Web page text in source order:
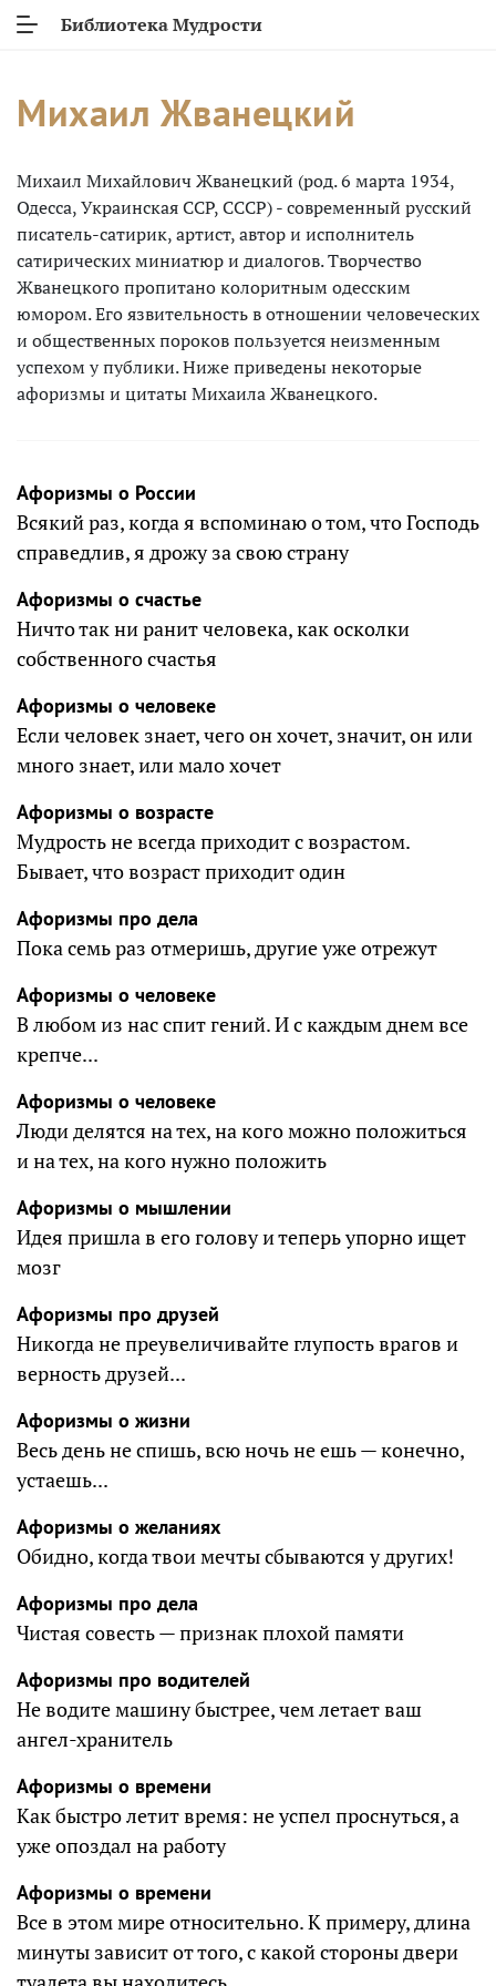
Библиотека Мудрости
Михаил Жванецкий
Михаил Михайлович Жванецкий (род. 6 марта 1934,
Одесса, Украинская ССР, СССР) - современный русский
писатель-сатирик, артист, автор и исполнитель
сатирических миниатюр и диалогов. Творчество
Жванецкого пропитано колоритным одесским
юмором. Его язвительность в отношении человеческих
и общественных пороков пользуется неизменным
успехом у публики. Ниже приведены некоторые
афоризмы и цитаты Михаила Жванецкого.
Афоризмы о России
Всякий раз, когда я вспоминаю о том, что Господь
справедлив, я дрожу за свою страну
Афоризмы о счастье
Ничто так ни ранит человека, как осколки
собственного счастья
Афоризмы о человеке
Если человек знает, чего он хочет, значит, он или
много знает, или мало хочет
Афоризмы о возрасте
Мудрость не всегда приходит с возрастом.
Бывает, что возраст приходит один
Афоризмы про дела
Пока семь раз отмеришь, другие уже отрежут
Афоризмы о человеке
В любом из нас спит гений. И с каждым днем все
кpепче...
Афоризмы о человеке
Люди делятся на тех, на кого можно положиться
и на тех, на кого нужно положить
Афоризмы о мышлении
Идея пришла в его голову и теперь упорно ищет
мозг
Афоризмы про друзей
Никогда не преувеличивайте глупость врагов и
верность друзей...
Афоризмы о жизни
Весь день не спишь, всю ночь не ешь — конечно,
устаешь...
Афоризмы о желаниях
Обидно, когда твои мечты сбываются у других!
Афоризмы про дела
Чистая совесть — признак плохой памяти
Афоризмы про водителей
Не водите машину быстрее, чем летает ваш
ангел-хранитель
Афоризмы о времени
Как быстро летит время: не успел проснуться, а
уже опоздал на работу
Афоризмы о времени
Все в этом мире относительно. К примеру, длина
минуты зависит от того, с какой стороны двери